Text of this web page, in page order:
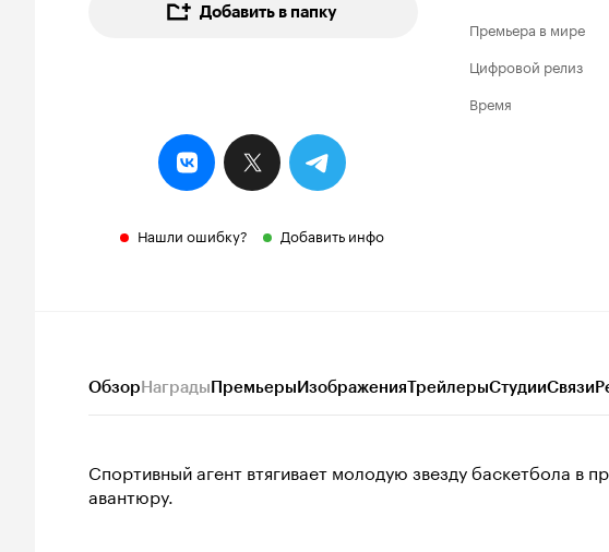
Добавить в папку
Нашли ошибку? Добавить инфо
Премьера в мире
Цифровой релиз
Время
ОбзорНаградыПремьерыИзображенияТрейлерыСтудииСвязи
Спортивный агент втягивает молодую звезду баскетбола в
авантюру.